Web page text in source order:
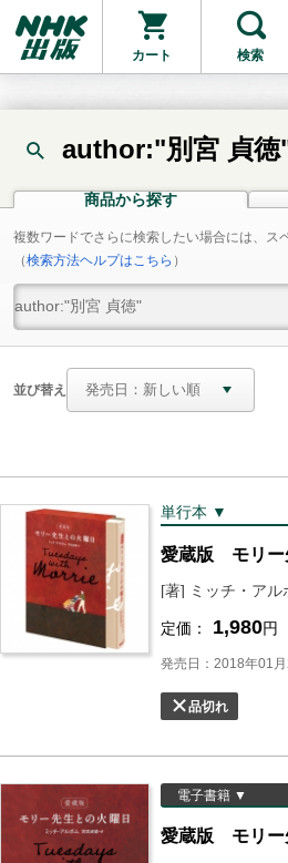
カート 検索
author:"別宮 貞徳
商品から探す
複数ワードでさらに検索したい場合には、ス
（検索方法ヘルプはこちら ）
並び替え
単行本 ▼
愛蔵版 モリー
[著] ミッチ・アル
定価： 1,980円
発売日：2018年01月
品切れ
電子書籍 ▼
愛蔵版 モリー